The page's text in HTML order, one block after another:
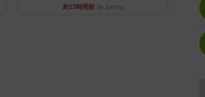
約15時間前by jurong